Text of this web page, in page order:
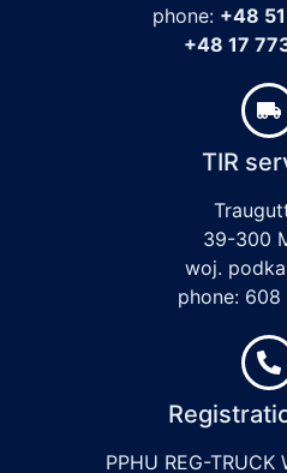
phone: +48
+48 17
TIR
39-300
woj.
phone: 608
PPHU REG-